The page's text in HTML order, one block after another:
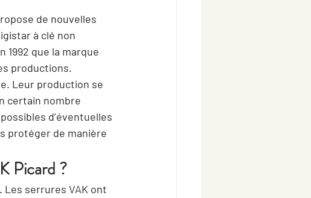
de nouvelles
à clé non
que la marque
productions.
. Leur production se
certain nombre
d’éventuelles
protéger de manière
Picard ?
Les serrures VAK ont